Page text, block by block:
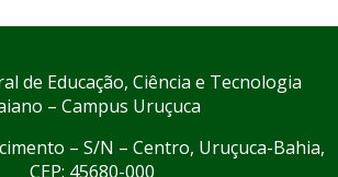
de Educação, Ciência e Tecnologia
– Campus Uruçuca
– S/N – Centro, Uruçuca-Bahia,
CEP: 45680-000